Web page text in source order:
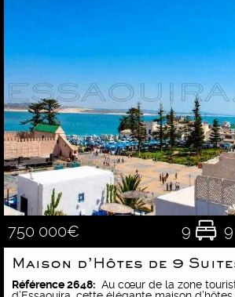
750 000€ 9 9
Référence 2648: Au cœur de la zone